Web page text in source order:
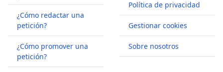
¿Cómo redactar una
petición?
¿Cómo promover una
petición?
Política de privacidad
Gestionar cookies
Sobre nosotros